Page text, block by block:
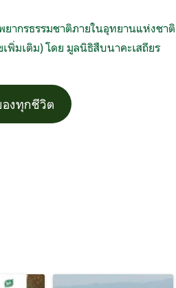
ยากรธรรมชาติภายในอุทยานแห่งชาติ
มเติม) โดย มูลนิธิสืบนาคะเสถียร
งทุกชีวิต